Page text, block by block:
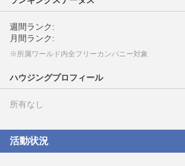
週間ランク:
月間ランク:
※所属ワールド内全フリーカンパニー対象
ハウジングプロフィール
所有なし
活動状況